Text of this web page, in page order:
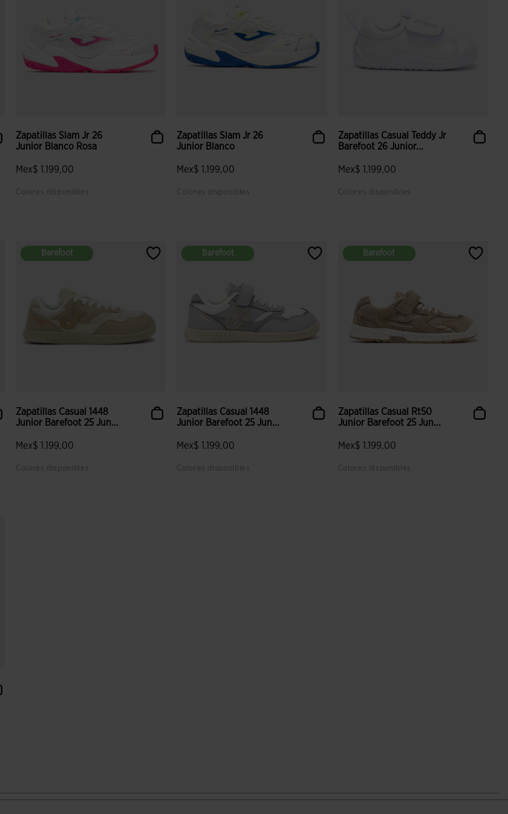
Zapatillas Slam Jr 26
Junior Blanco Rosa
Mex$ 1.199,00
Colores disponibles
Zapatillas Slam Jr 26
Junior Blanco
Mex$ 1.199,00
Colores disponibles
Zapatillas Casual Teddy Jr
Barefoot 26 Junior...
Mex$ 1.199,00
Colores disponibles
Barefoot
Barefoot
Zapatillas Casual 1448
Junior Barefoot 25 Jun...
Mex$ 1.199,00
Colores disponibles
Barefoot
Barefoot
Zapatillas Casual 1448
Junior Barefoot 25 Jun...
Mex$ 1.199,00
Colores disponibles
Barefoot
Barefoot
Zapatillas Casual Rt50
Junior Barefoot 25 Jun...
Mex$ 1.199,00
Colores disponibles